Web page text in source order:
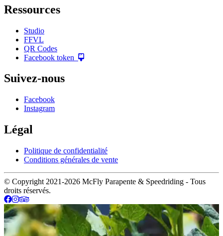
Ressources
Studio
FFVL
QR Codes
Facebook token
Suivez-nous
Facebook
Instagram
Légal
Politique de confidentialité
Conditions générales de vente
© Copyright 2021-2026 McFly Parapente & Speedriding - Tous
droits réservés.
Facebook page
Instagram page
Tripadvisor page